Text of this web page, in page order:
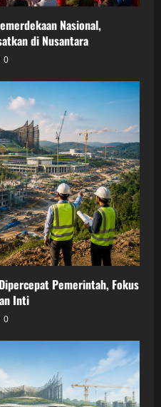
Nasional,
di Nusantara
0
Pemerintah, Fokus
Inti
0